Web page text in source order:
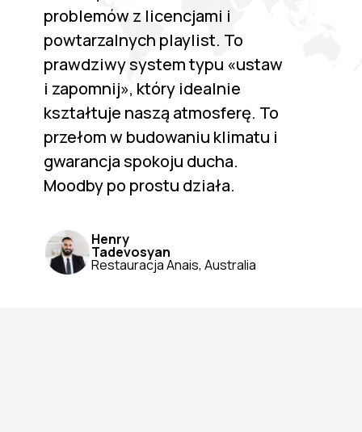
problemów z licencjami i
powtarzalnych playlist. To
prawdziwy system typu «ustaw
i zapomnij», który idealnie
kształtuje naszą atmosferę. To
przełom w budowaniu klimatu i
gwarancja spokoju ducha.
Moodby po prostu działa.
Henry
Tadevosyan
Restauracja Anais, Australia